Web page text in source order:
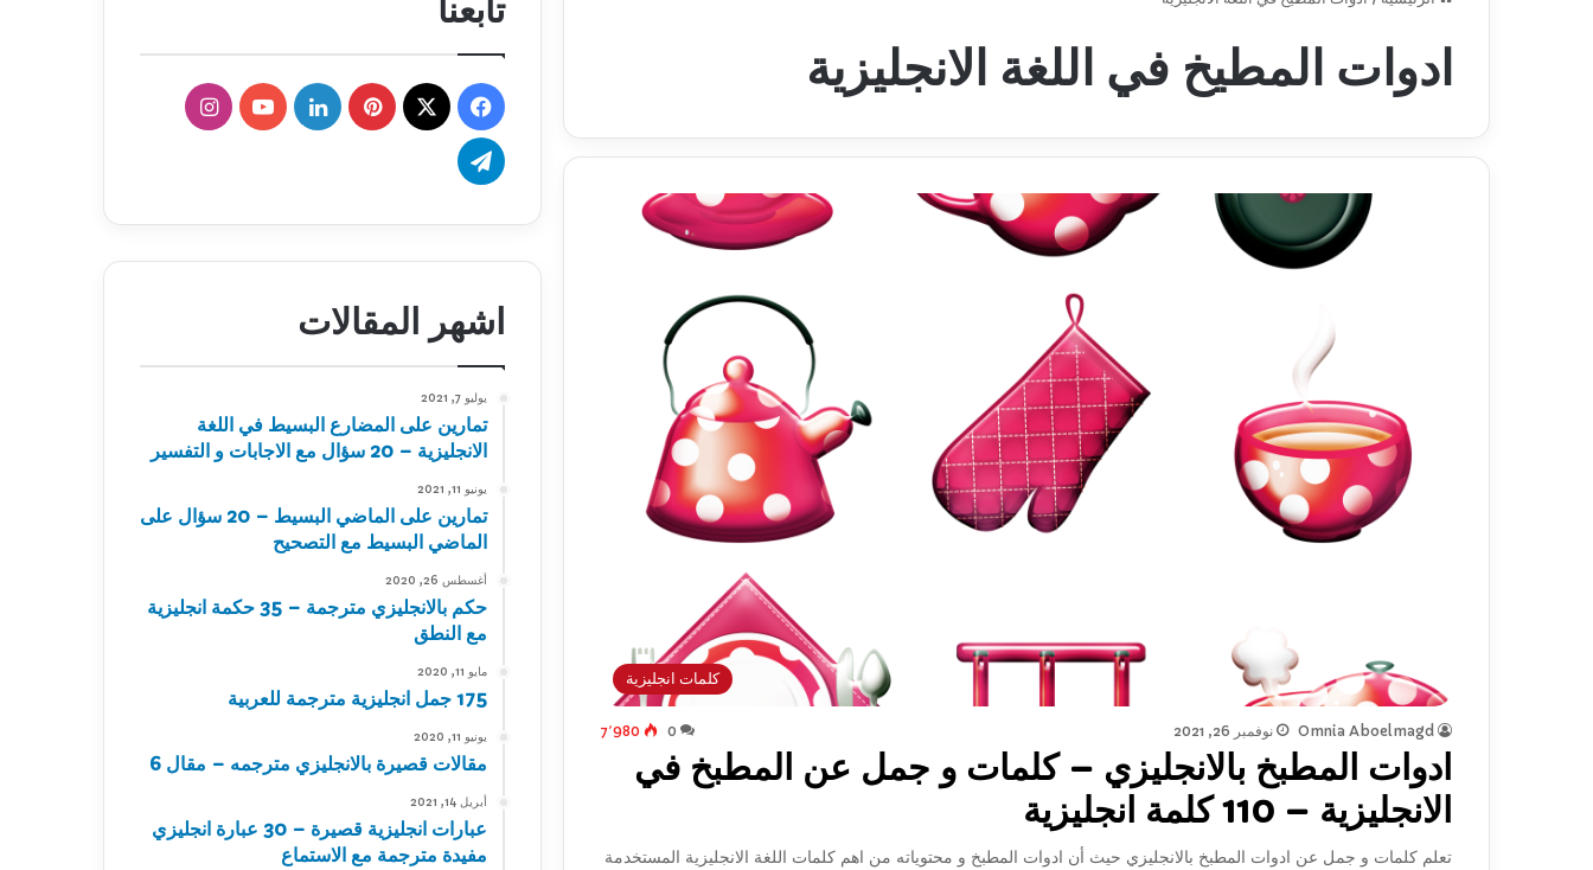
ادوات المطيخ في اللغة الانجليزية
كلمات انجليزية
Omnia Aboelmagd نوفمبر 26, 2021 0 7٬980
ادوات المطبخ بالانجليزي – كلمات و جمل عن المطبخ في
الانجليزية – 110 كلمة انجليزية
تعلم كلمات و جمل عن ادوات المطبخ بالانجليزي حيث أن ادوات المطبخ و محتوياته من اهم كلمات اللغة الانجليزية المستخدمة
تابعنا
فيسبوك
‫X بينتيريستلينكدإن‫YouTubeانستقرام
تيلقرام
اشهر المقالات
يوليو 7, 2021
تمارين على المضارع البسيط في اللغة
الانجليزية – 20 سؤال مع الاجابات و التفسير
يونيو 11, 2021
تمارين على الماضي البسيط – 20 سؤال على
الماضي البسيط مع التصحيح
أغسطس 26, 2020
حكم بالانجليزي مترجمة – 35 حكمة انجليزية
مع النطق
مايو 11, 2020
175 جمل انجليزية مترجمة للعربية
يونيو 11, 2020
مقالات قصيرة بالانجليزي مترجمه – مقال 6
أبريل 14, 2021
عبارات انجليزية قصيرة – 30 عبارة انجليزي
مفيدة مترجمة مع الاستماع